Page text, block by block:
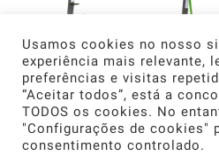
Usamos cookies no nosso
experiência mais relevante,
preferências e visitas
“Aceitar todos”, está a
TODOS os cookies. No
"Configurações de cookies"
consentimento controlado.